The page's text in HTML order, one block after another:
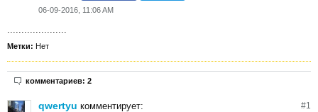
06-09-2016, 11:06 AM
.....................
Метки: Нет
комментариев: 2
#1
qwertyu комментирует: